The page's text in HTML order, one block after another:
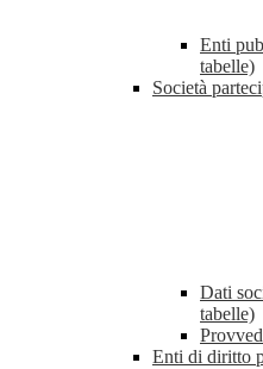
Enti
tabelle)
Società
Dati
tabelle)
Enti di diritto